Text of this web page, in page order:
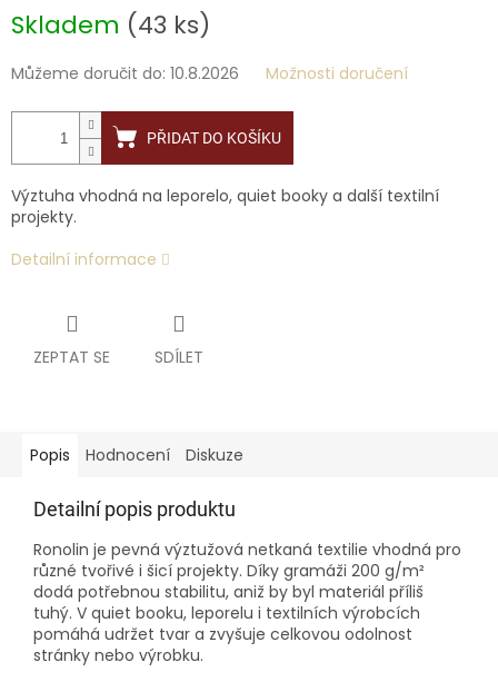
Skladem (43 ks)
Můžeme doručit do: 10.8.2026 Možnosti doručení
PŘIDAT DO KOŠÍKU
Výztuha vhodná na leporelo, quiet booky a další textilní
projekty.
Detailní informace
ZEPTAT SE SDÍLET
Popis Hodnocení Diskuze
Detailní popis produktu
Ronolin je pevná výztužová netkaná textilie vhodná pro
různé tvořivé i šicí projekty. Díky gramáži 200 g/m²
dodá potřebnou stabilitu, aniž by byl materiál příliš
tuhý. V quiet booku, leporelu i textilních výrobcích
pomáhá udržet tvar a zvyšuje celkovou odolnost
stránky nebo výrobku.